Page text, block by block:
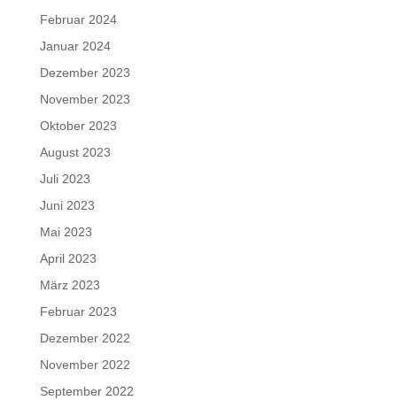
Februar 2024
Januar 2024
Dezember 2023
November 2023
Oktober 2023
August 2023
Juli 2023
Juni 2023
Mai 2023
April 2023
März 2023
Februar 2023
Dezember 2022
November 2022
September 2022